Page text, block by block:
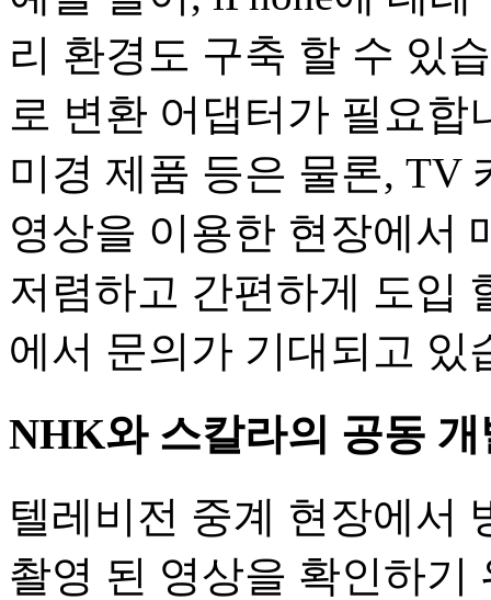
리 환경도 구축 할 수 있
로 변환 어댑터가 필요합
미경 제품 등은 물론, TV
영상을 이용한 현장에서
저렴하고 간편하게 도입
에서 문의가 기대되고 있
NHK와 스칼라의 공동 개
텔레비전 중계 현장에서
촬영 된 영상을 확인하기